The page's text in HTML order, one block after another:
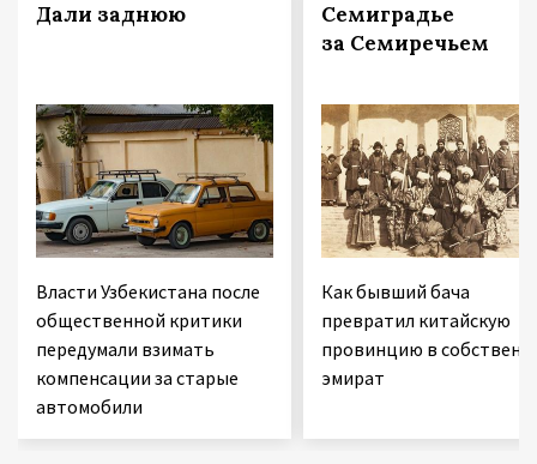
Дали заднюю
Власти Узбекистана после
общественной критики
передумали взимать
компенсации за старые
автомобили
Семиградье
за Семиречьем
Как бывший бача
превратил китайскую
провинцию в
эмират